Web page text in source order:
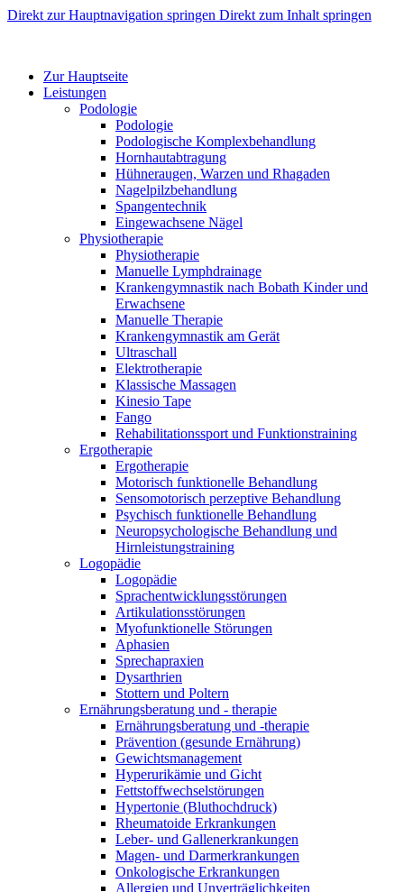
Direkt zur Hauptnavigation springen Direkt zum Inhalt springen
Zur Hauptseite
Leistungen
Podologie
Podologie
Podologische Komplexbehandlung
Hornhautabtragung
Hühneraugen, Warzen und Rhagaden
Nagelpilzbehandlung
Spangentechnik
Eingewachsene Nägel
Physiotherapie
Physiotherapie
Manuelle Lymphdrainage
Krankengymnastik nach Bobath Kinder und
Erwachsene
Manuelle Therapie
Krankengymnastik am Gerät
Ultraschall
Elektrotherapie
Klassische Massagen
Kinesio Tape
Fango
Rehabilitationssport und Funktionstraining
Ergotherapie
Ergotherapie
Motorisch funktionelle Behandlung
Sensomotorisch perzeptive Behandlung
Psychisch funktionelle Behandlung
Neuropsychologische Behandlung und
Hirnleistungstraining
Logopädie
Logopädie
Sprachentwicklungsstörungen
Artikulationsstörungen
Myofunktionelle Störungen
Aphasien
Sprechapraxien
Dysarthrien
Stottern und Poltern
Ernährungsberatung und - therapie
Ernährungsberatung und -therapie
Prävention (gesunde Ernährung)
Gewichtsmanagement
Hyperurikämie und Gicht
Fettstoffwechselstörungen
Hypertonie (Bluthochdruck)
Rheumatoide Erkrankungen
Leber- und Gallenerkrankungen
Magen- und Darmerkrankungen
Onkologische Erkrankungen
Allergien und Unverträglichkeiten